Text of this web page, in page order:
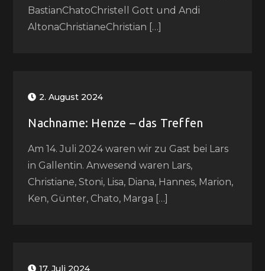
BastianChatoChristell Gott und Andi
AltonaChristianeChristian […]
2. August 2024
Nachname: Henze – das Treffen
Am 14. Juli 2024 waren wir zu Gast bei Lars
in Gallentin. Anwesend waren Lars,
Christiane, Stoni, Lisa, Diana, Hannes, Marion,
Ken, Günter, Chato, Marga […]
17. Juli 2024